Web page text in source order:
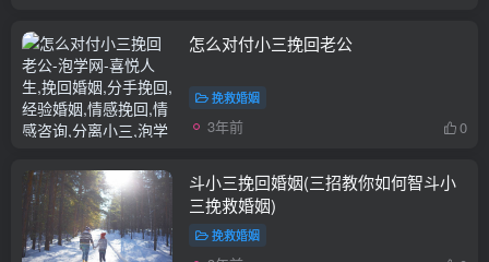
怎么对付小三挽回老公
挽救婚姻
3年前 0
斗小三挽回婚姻(三招教你如何智斗小
三挽救婚姻)
挽救婚姻